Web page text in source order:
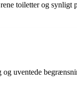
toiletter og synligt
uventede